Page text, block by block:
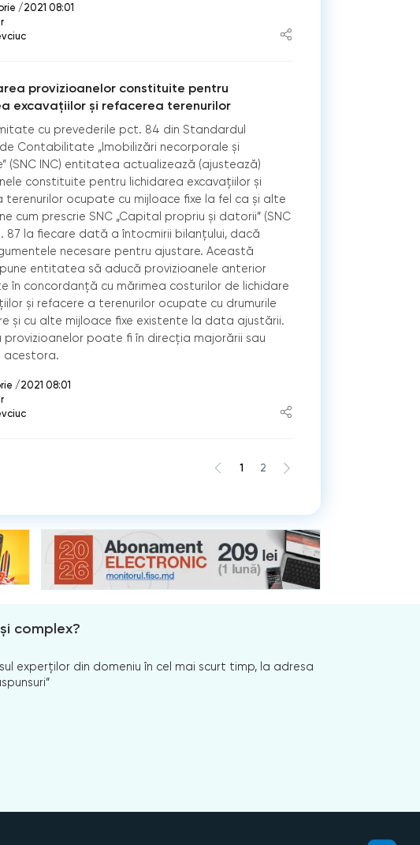
/2021 08:01
provizioanelor constituite pentru
excavațiilor și refacerea terenurilor
cu prevederile pct. 84 din Standardul
Contabilitate „Imobilizări necorporale și
(SNC INC) entitatea actualizează (ajustează)
constituite pentru lichidarea excavațiilor și
terenurilor ocupate cu mijloace fixe la fel ca și alte
cum prescrie SNC „Capital propriu și datorii” (SNC
87 la fiecare dată a întocmirii bilanțului, dacă
necesare pentru ajustare. Această
entitatea să aducă provizioanele anterior
în concordanță cu mărimea costurilor de lichidare
și refacere a terenurilor ocupate cu drumurile
și cu alte mijloace fixe existente la data ajustării.
provizioanelor poate fi în direcția majorării sau
acestora.
/2021 08:01
1 2
complex?
experților din domeniu în cel mai scurt timp, la adresa